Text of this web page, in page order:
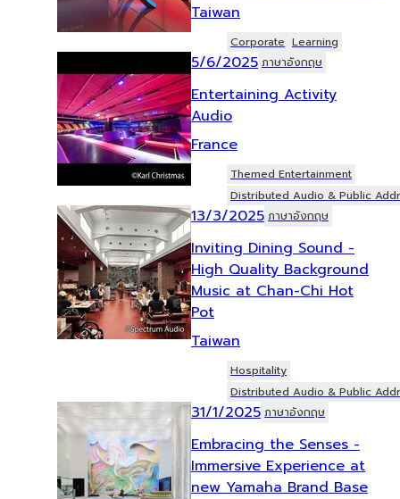
Taiwan
Corporate Learning
5/6/2025 ภาษาอังกฤษ
Entertaining Activity
Audio
France
Themed Entertainment
Distributed Audio & Public
13/3/2025 ภาษาอังกฤษ
Inviting Dining Sound -
High Quality Background
Music at Chan-Chi Hot
Pot
Taiwan
Hospitality
Distributed Audio & Public
31/1/2025 ภาษาอังกฤษ
Embracing the Senses -
Immersive Experience at
new Yamaha Brand Base